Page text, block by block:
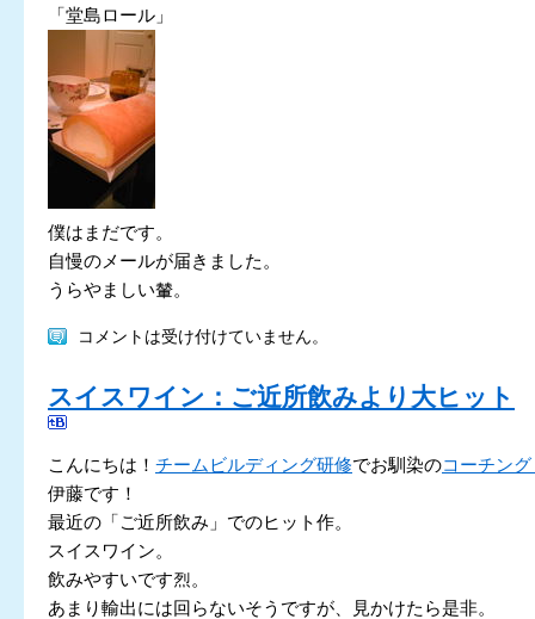
「堂島ロール」
僕はまだです。
自慢のメールが届きました。
うらやましい輦。
コメントは受け付けていません。
スイスワイン：ご近所飲みより大ヒット
こんにちは！ チームビルディング研修でお馴染のコーチン
伊藤です！
最近の「ご近所飲み」でのヒット作。
スイスワイン。
飲みやすいです烈。
あまり輸出には回らないそうですが、見かけたら是非。